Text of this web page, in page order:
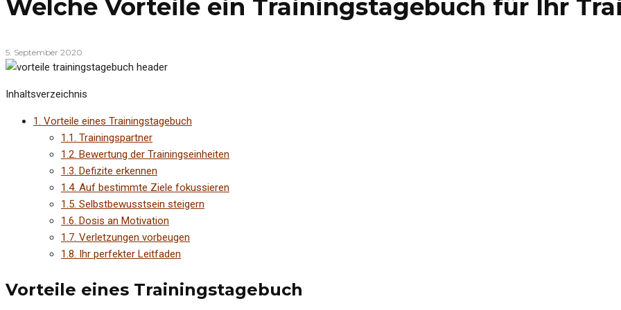
Welche Vorteile ein Trainingstagebuch für Ihr
5. September 2020
Inhaltsverzeichnis
1. Vorteile eines Trainingstagebuch
1.1. Trainingspartner
1.2. Bewertung der Trainingseinheiten
1.3. Defizite erkennen
1.4. Auf bestimmte Ziele fokussieren
1.5. Selbstbewusstsein steigern
1.6. Dosis an Motivation
1.7. Verletzungen vorbeugen
1.8. Ihr perfekter Leitfaden
Vorteile eines Trainingstagebuch